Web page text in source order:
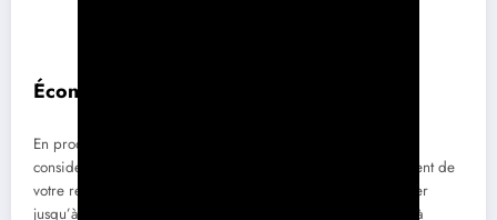
Économies sur les factures d’énergie
En produisant votre propre électricité, vous pouvez réduire
considérablement vos factures d’énergie. Selon l’ensoleillement de
votre région et votre consommation, il est possible d’épargner
jusqu’à
sur vos factures d’électricité, ce qui contribue à